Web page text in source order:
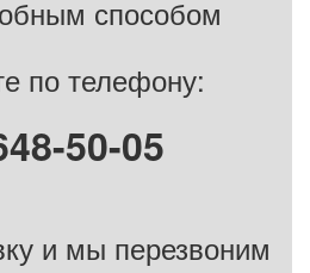
способом
по телефону:
50-05
и мы перезвоним